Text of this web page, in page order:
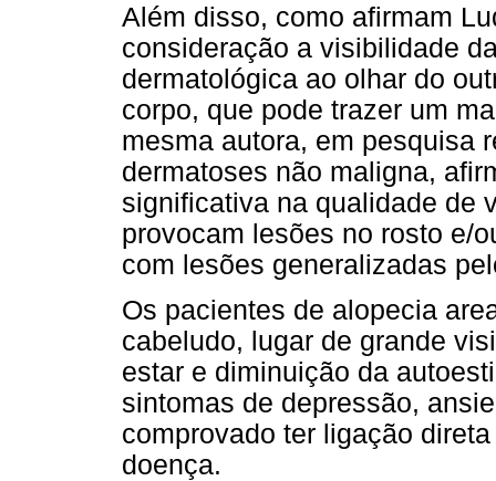
Além disso, como afirmam
consideração a visibilidade
dermatológica ao olhar do
corpo, que pode trazer um
mesma autora, em pesquisa
dermatoses não maligna,
significativa na qualidade de
provocam lesões no rosto e/
com lesões generalizadas
Os pacientes de alopecia
cabeludo, lugar de grande
estar e diminuição da
sintomas de depressão,
comprovado ter ligação
doença.